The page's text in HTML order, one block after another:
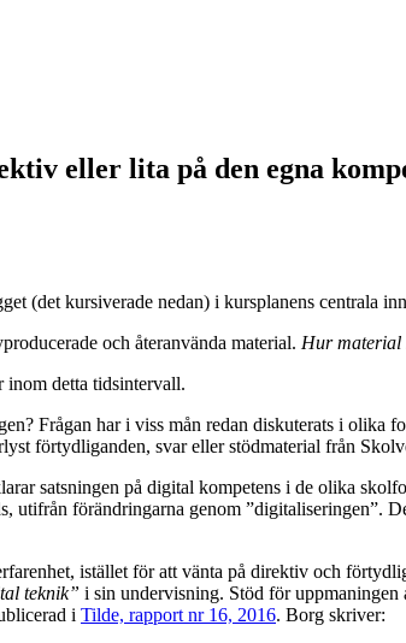
eller lita på den egna
(det kursiverade nedan) i kursplanens centrala
och återanvända material. Hur material
inom detta tidsintervall.
Frågan har i viss mån redan diskuterats i olika
förtydliganden, svar eller stödmaterial från
satsningen på digital kompetens i de olika
utifrån förändringarna genom ”digitaliseringen”.
istället för att vänta på direktiv och
teknik” i sin undervisning. Stöd för
i Tilde, rapport nr 16, 2016. Borg skriver: